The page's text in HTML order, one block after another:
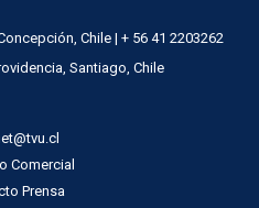
Chile | + 56 41 2203262
Santiago, Chile
Comercial
Prensa